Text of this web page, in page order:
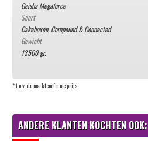
Geisha Megaforce
Soort
Cakeboxen, Compound & Connected
Gewicht
13500 gr.
* t.o.v. de marktconforme prijs
ANDERE KLANTEN KOCHTEN OOK: